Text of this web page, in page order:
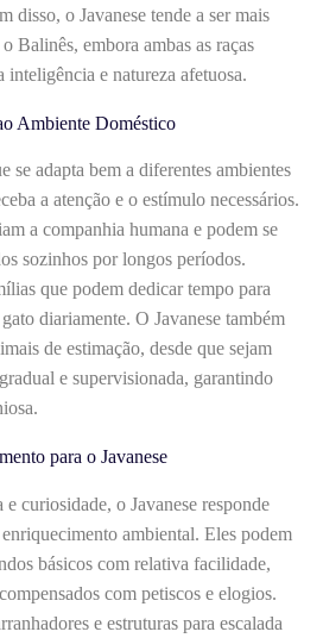
disso, o Javanese tende a ser mais
Balinês, embora ambas as raças
inteligência e natureza afetuosa.
Ambiente Doméstico
se adapta bem a diferentes ambientes
a atenção e o estímulo necessários.
a companhia humana e podem se
sozinhos por longos períodos.
que podem dedicar tempo para
diariamente. O Javanese também
de estimação, desde que sejam
e supervisionada, garantindo
para o Javanese
curiosidade, o Javanese responde
ambiental. Eles podem
básicos com relativa facilidade,
com petiscos e elogios.
e estruturas para escalada